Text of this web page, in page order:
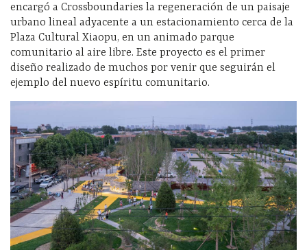
encargó a Crossboundaries la regeneración de un paisaje
urbano lineal adyacente a un estacionamiento cerca de la
Plaza Cultural Xiaopu, en un animado parque
comunitario al aire libre. Este proyecto es el primer
diseño realizado de muchos por venir que seguirán el
ejemplo del nuevo espíritu comunitario.